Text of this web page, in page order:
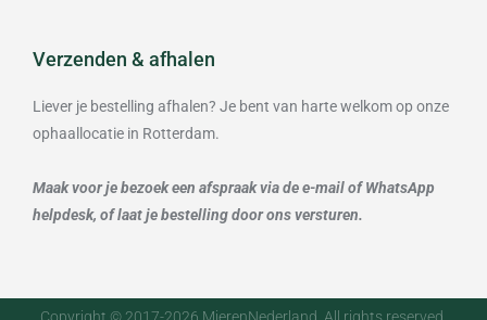
Verzenden & afhalen
Liever je bestelling afhalen? Je bent van harte welkom op onze
ophaallocatie in Rotterdam.
Maak voor je bezoek een afspraak via de e-mail of WhatsApp
helpdesk, of laat je bestelling door ons versturen.